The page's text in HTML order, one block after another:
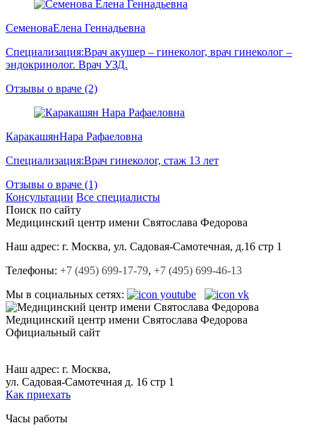
СеменоваЕлена Геннадьевна
Специализация:Врач акушер – гинеколог, врач гинеколог –
эндокринолог. Врач УЗД.
Отзывы о враче (2)
КаракашянНара Рафаеловна
Специализация:Врач гинеколог, стаж 13 лет
Отзывы о враче (1)
Консультации Все специалисты
Поиск по сайту
Медицинский центр имени Святослава Федорова
Наш адрес: г. Москва, ул. Садовая-Cамотечная, д.16 стр 1
Телефоны: +7 (495) 699-17-79, +7 (495) 699-46-13
Мы в социальных сетях:
Медицинский центр имени Святослава Федорова
Официальный сайт
Наш адрес: г. Москва,
ул. Садовая-Самотечная д. 16 стр 1
Как приехать
Часы работы